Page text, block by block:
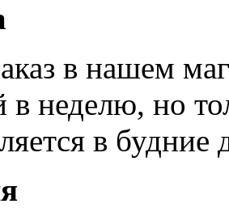
в нашем
в неделю, но
в будние